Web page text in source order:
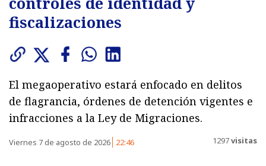
fiscalizaciones
El megaoperativo estará enfocado en delitos
de flagrancia, órdenes de detención vigentes e
infracciones a la Ley de Migraciones.
Viernes 7 de agosto de 2026 22:46 1297visitas